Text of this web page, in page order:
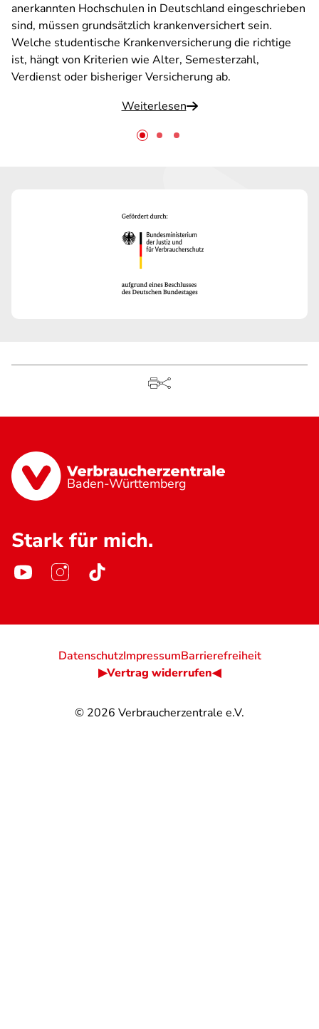
anerkannten Hochschulen in Deutschland eingeschrieben
sind, müssen grundsätzlich krankenversichert sein.
Welche studentische Krankenversicherung die richtige
ist, hängt von Kriterien wie Alter, Semesterzahl,
Verdienst oder bisheriger Versicherung ab.
Weiterlesen
Baden-Württemberg
Stark für mich.
© 2026 Verbraucherzentrale e.V.
DatenschutzImpressumBarrierefreiheit
▶Vertrag widerrufen◀